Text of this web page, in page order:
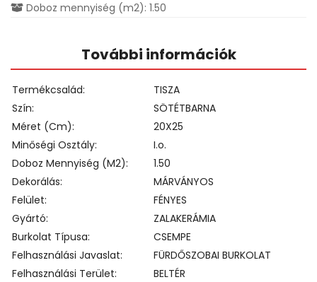
Doboz mennyiség (m2): 1.50
További információk
Termékcsalád
TISZA
Szín
SÖTÉTBARNA
Méret (cm)
20X25
Minőségi Osztály
I.o.
Doboz Mennyiség (m2)
1.50
Dekorálás
MÁRVÁNYOS
Felület
FÉNYES
Gyártó
ZALAKERÁMIA
Burkolat Típusa
CSEMPE
Felhasználási Javaslat
FÜRDŐSZOBAI BURKOLAT
Felhasználási Terület
BELTÉR